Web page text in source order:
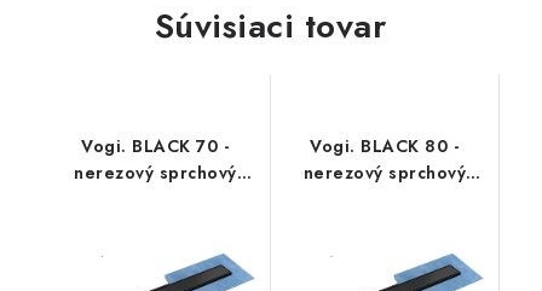
Súvisiaci tovar
Vogi. BLACK 70 -
nerezový sprchový
Vogi. BLACK 80 -
nerezový sprchový